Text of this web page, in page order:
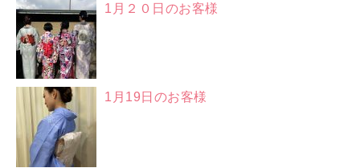
1月２０日のお客様
1月19日のお客様